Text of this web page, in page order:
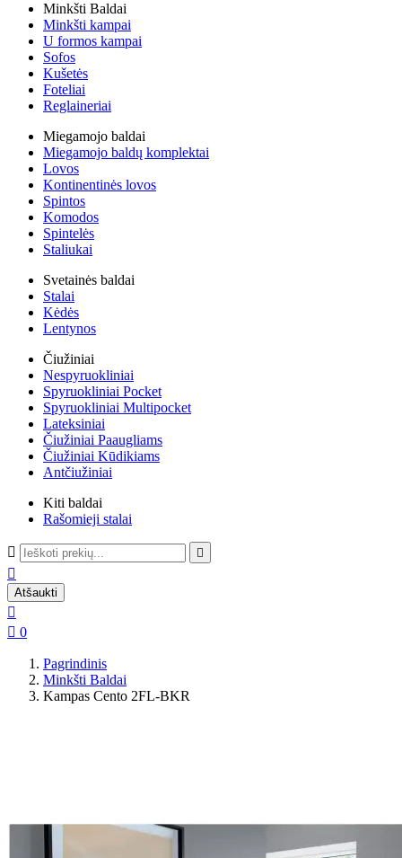
Minkšti Baldai
Minkšti kampai
U formos kampai
Sofos
Kušetės
Foteliai
Reglaineriai
Miegamojo baldai
Miegamojo baldų komplektai
Lovos
Kontinentinės lovos
Spintos
Komodos
Spintelės
Staliukai
Svetainės baldai
Stalai
Kėdės
Lentynos
Čiužiniai
Nespyruokliniai
Spyruokliniai Pocket
Spyruokliniai Multipocket
Lateksiniai
Čiužiniai Paaugliams
Čiužiniai Kūdikiams
Antčiužiniai
Kiti baldai
Rašomieji stalai
 

Atšaukti

 0
Pagrindinis
Minkšti Baldai
Kampas Cento 2FL-BKR